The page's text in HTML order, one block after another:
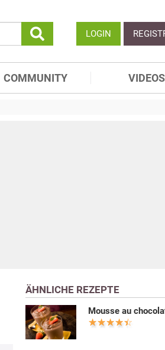
LOGIN
COMMUNITY VIDEOS
ÄHNLICHE REZEPTE
Mousse au